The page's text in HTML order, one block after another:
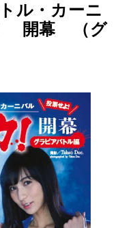
ル・カーニ
開幕 （グ